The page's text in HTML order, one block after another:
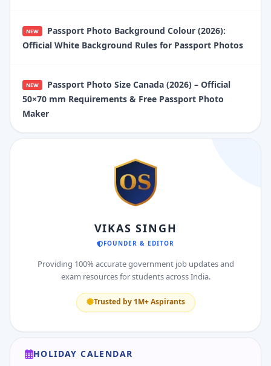
NEW
Passport Photo Background Colour (2026):
Official White Background Rules for Passport Photos
NEW
Passport Photo Size Canada (2026) – Official
50×70 mm Requirements & Free Passport Photo
Maker
VIKAS SINGH
FOUNDER & EDITOR
Providing 100% accurate government job updates and
exam resources for students across India.
Trusted by 1M+ Aspirants
HOLIDAY CALENDAR